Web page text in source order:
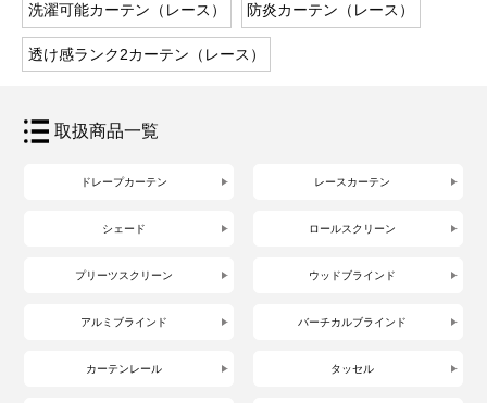
洗濯可能カーテン（レース） 防炎カーテン（レース）
透け感ランク2カーテン（レース）
取扱商品一覧
ドレープカーテン レースカーテン
シェード ロールスクリーン
プリーツスクリーン ウッドブラインド
アルミブラインド バーチカルブラインド
カーテンレール タッセル